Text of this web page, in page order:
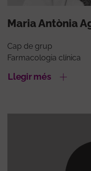
Maria Antònia
Cap de grup
Farmacologia clínica
Llegir més